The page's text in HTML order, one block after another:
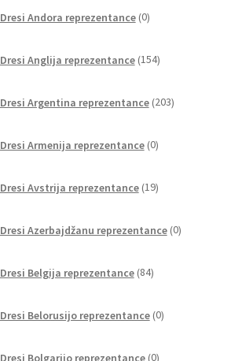
Dresi Andora reprezentance 0izdelkov
Dresi Anglija reprezentance 154izdelkov
Dresi Argentina reprezentance 203izdelki
Dresi Armenija reprezentance 0izdelkov
Dresi Avstrija reprezentance 19izdelkov
Dresi Azerbajdžanu reprezentance 0izdelkov
Dresi Belgija reprezentance 84izdelkov
Dresi Belorusijo reprezentance 0izdelkov
Dresi Bolgarijo reprezentance 0